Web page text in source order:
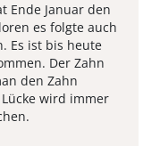
Ende Januar den
es folgte auch
Es ist bis heute
Der Zahn
den Zahn
wird immer